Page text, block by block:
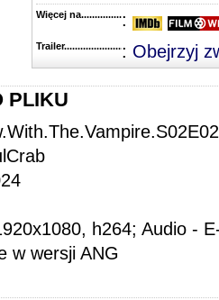
Więcej na........................................
:
Trailer...........................................
: Obejrzyj
PLIKU
h264; Audio -
w wersji ANG